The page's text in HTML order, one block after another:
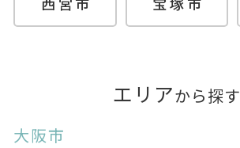
エリアから探す
大阪市